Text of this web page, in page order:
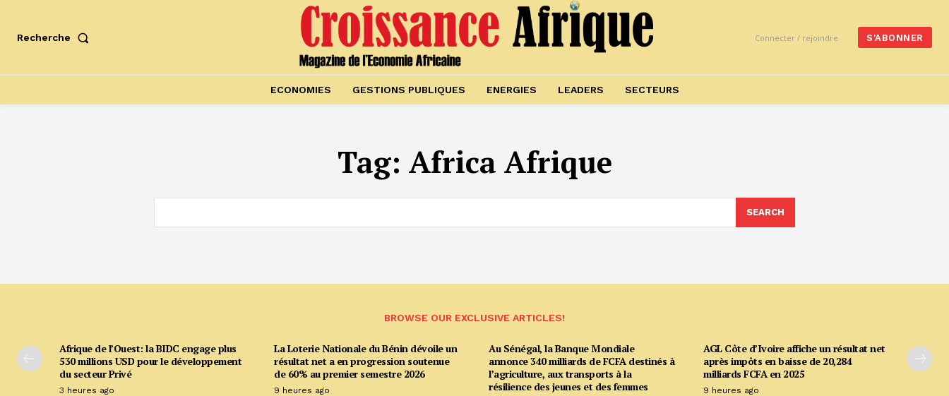
Recherche Connecter / rejoindre S'ABONNER
ECONOMIES GESTIONS PUBLIQUES ENERGIES LEADERS SECTEURS
Tag: Africa Afrique
SEARCH
BROWSE OUR EXCLUSIVE ARTICLES!
Afrique de l’Ouest: la BIDC engage plus
530 millions USD pour le développement
du secteur Privé
3 heures ago
La Loterie Nationale du Bénin dévoile un
résultat net a en progression soutenue
de 60% au premier semestre 2026
9 heures ago
Au Sénégal, la Banque Mondiale
annonce 340 milliards de FCFA destinés à
l’agriculture, aux transports à la
résilience des jeunes et des femmes
AGL Côte d’Ivoire affiche un résultat net
après impôts en baisse de 20,284
milliards FCFA en 2025
9 heures ago